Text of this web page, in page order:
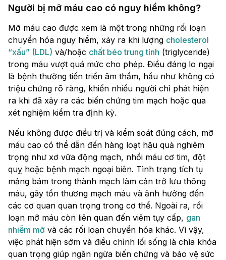
Người bị mỡ máu cao có nguy hiểm không?
Mỡ máu cao được xem là một trong những rối loạn
chuyển hóa nguy hiểm, xảy ra khi lượng cholesterol
“xấu” (LDL) và/hoặc chất béo trung tính (triglyceride)
trong máu vượt quá mức cho phép. Điều đáng lo ngại
là bệnh thường tiến triển âm thầm, hầu như không có
triệu chứng rõ ràng, khiến nhiều người chỉ phát hiện
ra khi đã xảy ra các biến chứng tim mạch hoặc qua
xét nghiệm kiểm tra định kỳ.
Nếu không được điều trị và kiểm soát đúng cách, mỡ
máu cao có thể dẫn đến hàng loạt hậu quả nghiêm
trọng như xơ vữa động mạch, nhồi máu cơ tim, đột
quỵ hoặc bệnh mạch ngoại biên. Tình trạng tích tụ
mảng bám trong thành mạch làm cản trở lưu thông
máu, gây tổn thương mạch máu và ảnh hưởng đến
các cơ quan quan trọng trong cơ thể. Ngoài ra, rối
loạn mỡ máu còn liên quan đến viêm tụy cấp, gan
nhiễm mỡ và các rối loạn chuyển hóa khác. Vì vậy,
việc phát hiện sớm và điều chỉnh lối sống là chìa khóa
quan trọng giúp ngăn ngừa biến chứng và bảo vệ sức